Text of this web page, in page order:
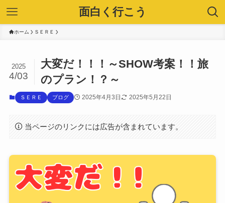
面白く行こう
ホーム ＳＥＲＥ
大変だ！！！～SHOW考案！！旅
のプラン！？～
2025
4/03
ＳＥＲＥ ブログ 2025年4月3日 2025年5月22日
当ページのリンクには広告が含まれています。